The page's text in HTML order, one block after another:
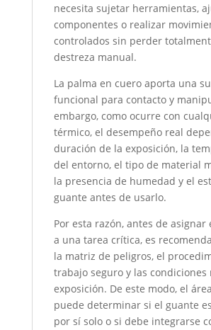
necesita sujetar herramientas,
componentes o realizar
controlados sin perder
destreza manual.
La palma en cuero aporta una
funcional para contacto y
embargo, como ocurre con
térmico, el desempeño real
duración de la exposición, la
del entorno, el tipo de material
la presencia de humedad y el
guante antes de usarlo.
Por esta razón, antes de
a una tarea crítica, es
la matriz de peligros, el
trabajo seguro y las condiciones
exposición. De este modo, el
puede determinar si el guante
por sí solo o si debe integrarse